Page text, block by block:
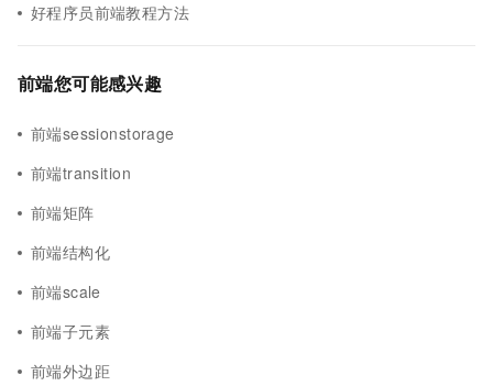
好程序员前端教程方法
前端您可能感兴趣
前端sessionstorage
前端transition
前端矩阵
前端结构化
前端scale
前端子元素
前端外边距